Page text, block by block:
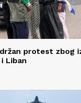
protest zbog
Liban